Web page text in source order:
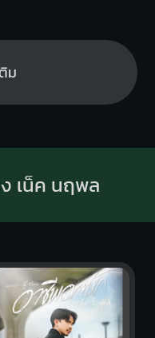
ม
เน็ค นฤพล